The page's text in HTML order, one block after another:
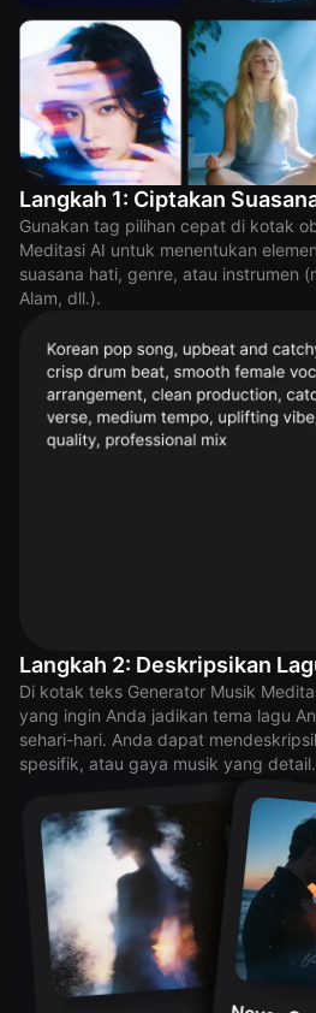
Langkah 1: Ciptakan
Gunakan tag pilihan cepat di kotak
Meditasi AI untuk menentukan
suasana hati, genre, atau instrumen
Alam, dll.).
Langkah 2: Deskripsikan
Di kotak teks Generator Musik
yang ingin Anda jadikan tema lagu
sehari-hari. Anda dapat
spesifik, atau gaya musik yang detail.